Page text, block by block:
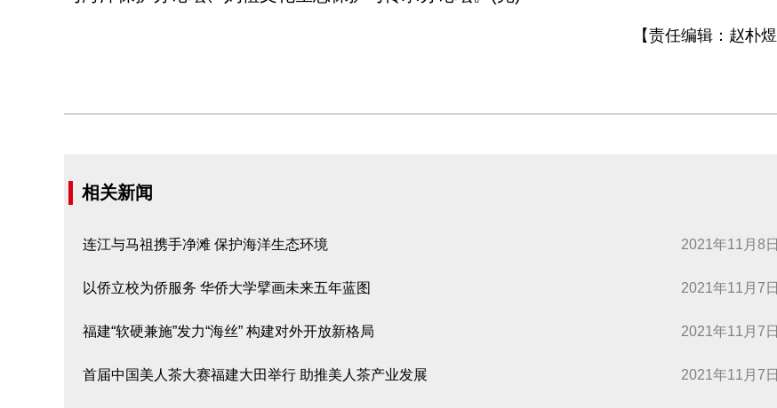
【责任编辑： 赵朴煜
相关新闻
连江与马祖携手净滩 保护海洋生态环境 2021年11月8日
以侨立校为侨服务 华侨大学擘画未来五年蓝图 2021年11月7日
福建“软硬兼施”发力“海丝” 构建对外开放新格局 2021年11月7日
首届中国美人茶大赛福建大田举行 助推美人茶产业发展 2021年11月7日